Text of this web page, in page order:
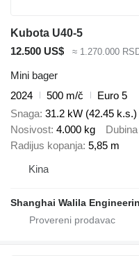
Kubota U40-5
12.500 US$
≈ 1.270.000
Mini bager
2024
500 m/č
Euro 5
Snaga 31.2 kW (42.45 k.s.)
Nosivost 4.000 kg
Radijus kopanja 5,85 m
Kina
Shanghai Walila